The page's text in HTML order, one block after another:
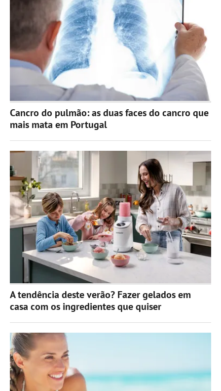
Cancro do pulmão: as duas faces do cancro que
mais mata em Portugal
A tendência deste verão? Fazer gelados em
casa com os ingredientes que quiser